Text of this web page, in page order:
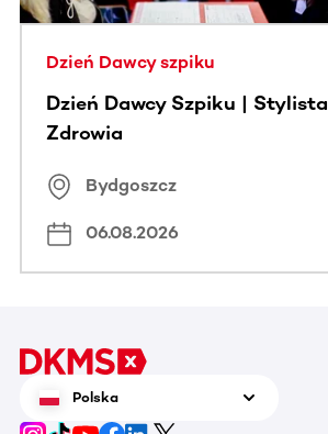
Dzień Dawcy szpiku
Dzień Dawcy Szpiku | Stylista
Zdrowia
Bydgoszcz
06.08.2026
Polska